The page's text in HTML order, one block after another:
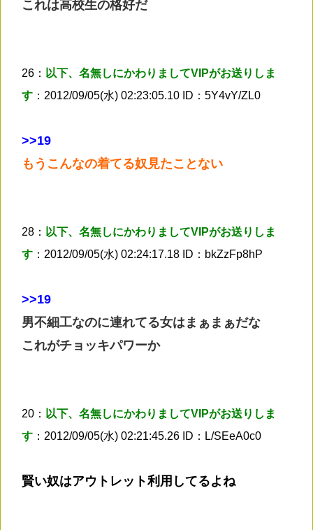
これは高校生の格好だ
26： 以下、名無しにかわりましてVIPがお送りしま
す ：2012/09/05(水) 02:23:05.10 ID：5Y4vY/ZL0
>>19
もうこんなの着てる奴見たことない
28： 以下、名無しにかわりましてVIPがお送りしま
す ：2012/09/05(水) 02:24:17.18 ID：bkZzFp8hP
>>19
男不細工なのに連れてる女はまぁまぁだな
これがチョッキパワーか
20： 以下、名無しにかわりましてVIPがお送りしま
す ：2012/09/05(水) 02:21:45.26 ID：L/SEeA0c0
賢い奴はアウトレット利用してるよね